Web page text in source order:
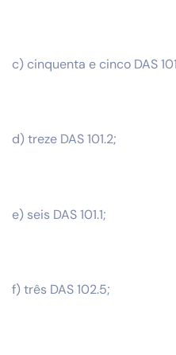
c) cinquenta e cinco DAS
d) treze DAS 101.2;
e) seis DAS 101.1;
f) três DAS 102.5;